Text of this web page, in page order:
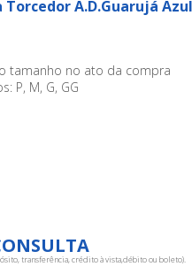
Torcedor A.D.Guarujá Azul
tamanho no ato da compra
P, M, G, GG
transferência, crédito à vista,débito ou boleto).